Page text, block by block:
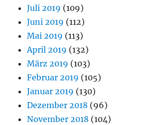
Juli 2019 (109)
Juni 2019 (112)
Mai 2019 (113)
April 2019 (132)
März 2019 (103)
Februar 2019 (105)
Januar 2019 (130)
Dezember 2018 (96)
November 2018 (104)